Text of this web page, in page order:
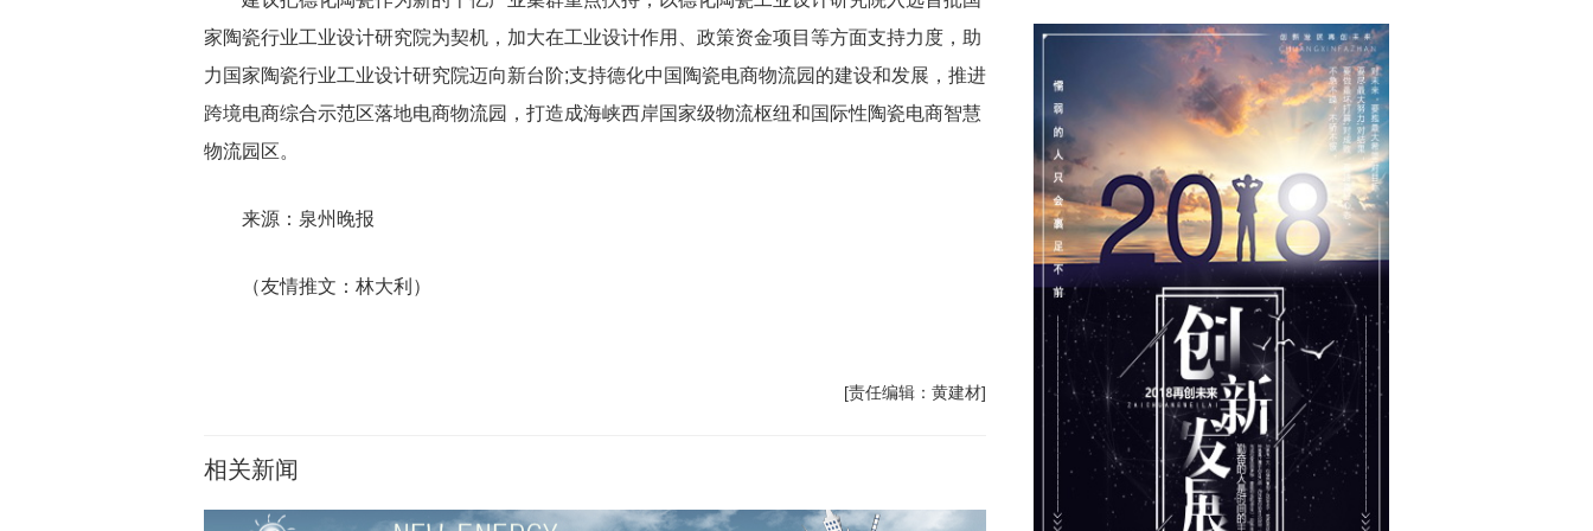
家陶瓷行业工业设计研究院为契机，加大在工业设计作用、政策资金项目等方面支持力度，助
力国家陶瓷行业工业设计研究院迈向新台阶;支持德化中国陶瓷电商物流园的建设和发展，推进
跨境电商综合示范区落地电商物流园，打造成海峡西岸国家级物流枢纽和国际性陶瓷电商智慧
物流园区。
来源：泉州晚报
（友情推文：林大利）
[责任编辑：黄建材]
相关新闻